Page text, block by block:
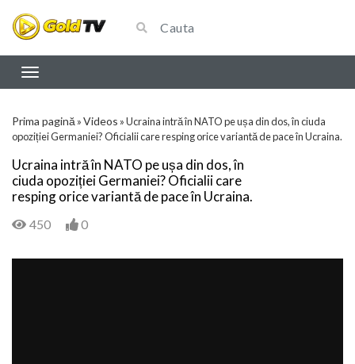
Prima pagină »Videos »Ucraina intră în NATO pe ușa din dos, în ciuda
opoziției Germaniei? Oficialii care resping orice variantă de pace în Ucraina.
Ucraina intră în NATO pe ușa din dos, în
ciuda opoziției Germaniei? Oficialii care
resping orice variantă de pace în Ucraina.
450 0